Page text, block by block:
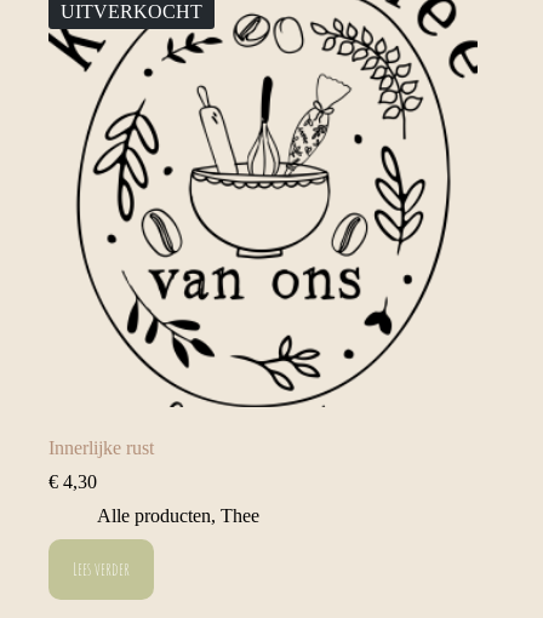
UITVERKOCHT
Innerlijke rust
€ 4,30
Alle producten, Thee
Lees verder